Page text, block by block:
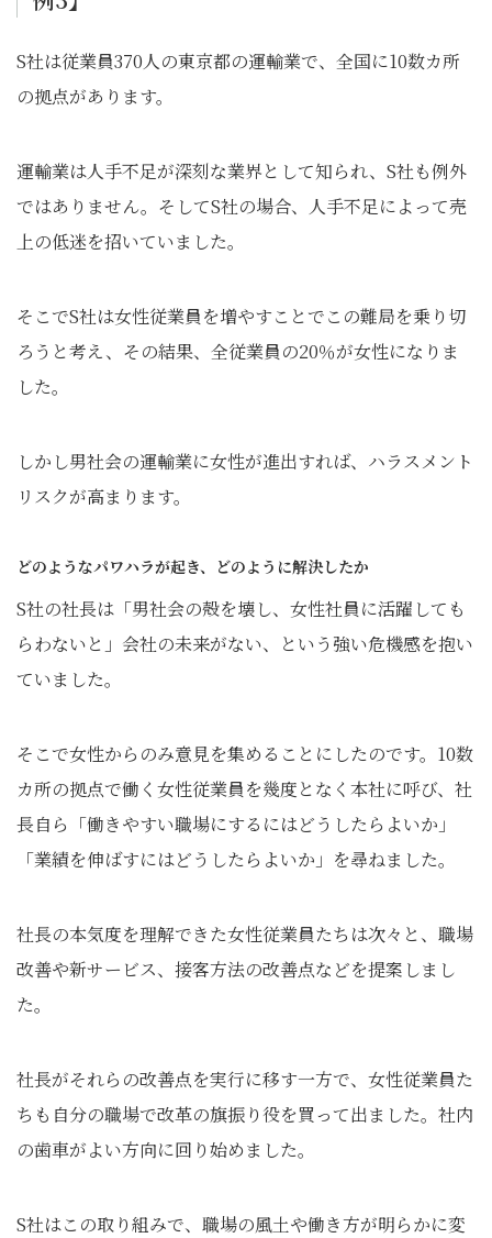
S社は従業員370人の東京都の運輸業で、全国に10数カ所
の拠点があります。
運輸業は人手不足が深刻な業界として知られ、S社も例外
ではありません。そしてS社の場合、人手不足によって売
上の低迷を招いていました。
そこでS社は女性従業員を増やすことでこの難局を乗り切
ろうと考え、その結果、全従業員の20％が女性になりま
した。
しかし男社会の運輸業に女性が進出すれば、ハラスメント
リスクが高まります。
どのようなパワハラが起き、どのように解決したか
S社の社長は「男社会の殻を壊し、女性社員に活躍しても
らわないと」会社の未来がない、という強い危機感を抱い
ていました。
そこで女性からのみ意見を集めることにしたのです。10数
カ所の拠点で働く女性従業員を幾度となく本社に呼び、社
長自ら「働きやすい職場にするにはどうしたらよいか」
「業績を伸ばすにはどうしたらよいか」を尋ねました。
社長の本気度を理解できた女性従業員たちは次々と、職場
改善や新サービス、接客方法の改善点などを提案しまし
た。
社長がそれらの改善点を実行に移す一方で、女性従業員た
ちも自分の職場で改革の旗振り役を買って出ました。社内
の歯車がよい方向に回り始めました。
S社はこの取り組みで、職場の風土や働き方が明らかに変